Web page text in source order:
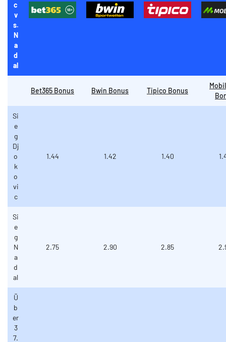
c
v
s.
N
a
d
al
Bet365 Bonus Bwin Bonus Tipico Bonus
Si
e
g
Dj
o
k
o
vi
c
1.44 1.42 1.40
Si
e
g
N
a
d
al
2.75 2.90 2.85
Ü
b
er
3
7.